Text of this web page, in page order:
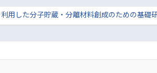
用した分子貯蔵・分離材料創成のための基礎